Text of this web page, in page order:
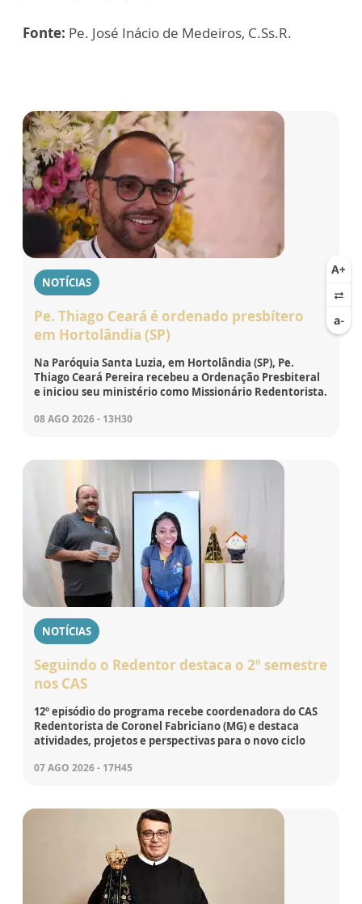
Fonte: Pe. José Inácio de Medeiros, C.Ss.R.
NOTÍCIAS
Pe. Thiago Ceará é ordenado presbítero
em Hortolândia (SP)
Na Paróquia Santa Luzia, em Hortolândia (SP), Pe.
Thiago Ceará Pereira recebeu a Ordenação Presbiteral
e iniciou seu ministério como Missionário Redentorista.
08 AGO 2026 - 13H30
NOTÍCIAS
Seguindo o Redentor destaca o 2º semestre
nos CAS
12º episódio do programa recebe coordenadora do CAS
Redentorista de Coronel Fabriciano (MG) e destaca
atividades, projetos e perspectivas para o novo ciclo
07 AGO 2026 - 17H45